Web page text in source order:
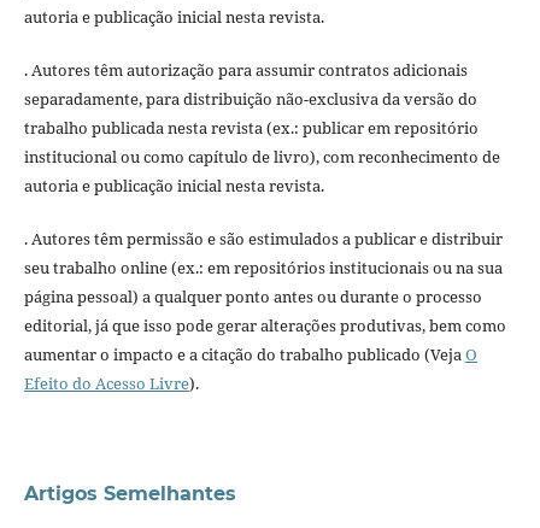
autoria e publicação inicial nesta revista.
. Autores têm autorização para assumir contratos adicionais
separadamente, para distribuição não-exclusiva da versão do
trabalho publicada nesta revista (ex.: publicar em repositório
institucional ou como capítulo de livro), com reconhecimento de
autoria e publicação inicial nesta revista.
. Autores têm permissão e são estimulados a publicar e distribuir
seu trabalho online (ex.: em repositórios institucionais ou na sua
página pessoal) a qualquer ponto antes ou durante o processo
editorial, já que isso pode gerar alterações produtivas, bem como
aumentar o impacto e a citação do trabalho publicado (Veja O
Efeito do Acesso Livre).
Artigos Semelhantes